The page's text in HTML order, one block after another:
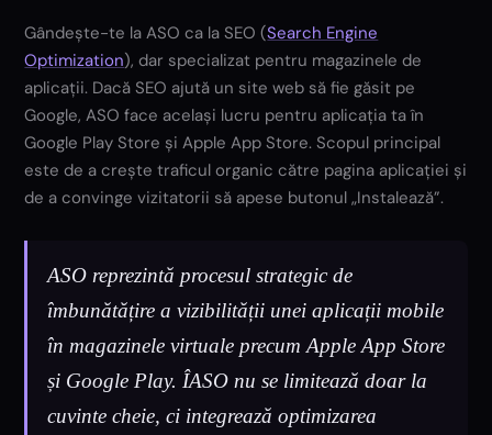
Gândește-te la ASO ca la SEO (Search Engine
Optimization), dar specializat pentru magazinele de
aplicații. Dacă SEO ajută un site web să fie găsit pe
Google, ASO face același lucru pentru aplicația ta în
Google Play Store și Apple App Store. Scopul principal
este de a crește traficul organic către pagina aplicației și
de a convinge vizitatorii să apese butonul „Instalează”.
ASO reprezintă procesul strategic de
îmbunătățire a vizibilității unei aplicații mobile
în magazinele virtuale precum Apple App Store
și Google Play. ÎASO nu se limitează doar la
cuvinte cheie, ci integrează optimizarea